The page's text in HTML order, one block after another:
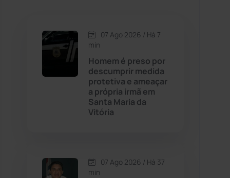
Caetité (1504)
Candiba (157)
Cândido Sales (121)
Caturama
07 Ago 2026 / Há 7
min
Homem é preso por
descumprir medida
protetiva e ameaçar
a própria irmã em
Santa Maria da
Vitória
07 Ago 2026 / Há 37
min